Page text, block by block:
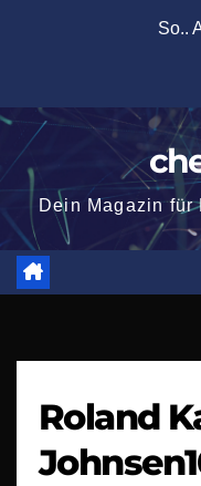
So..
Dein Magazin
Roland